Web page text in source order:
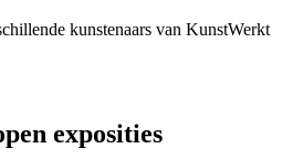
kunstenaars van KunstWerkt
exposities